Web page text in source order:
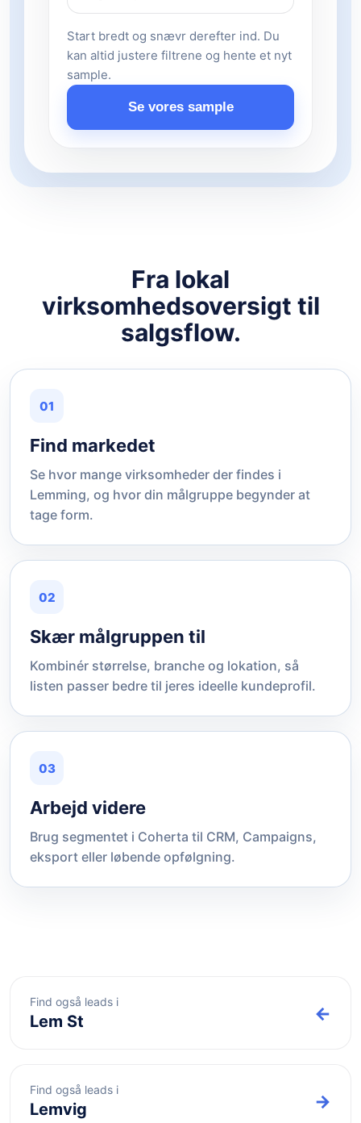
Start bredt og snævr derefter ind. Du
kan altid justere filtrene og hente et nyt
sample.
Se vores sample
Fra lokal
virksomhedsoversigt til
salgsflow.
01
Find markedet
Se hvor mange virksomheder der findes i
Lemming, og hvor din målgruppe begynder at
tage form.
02
Skær målgruppen til
Kombinér størrelse, branche og lokation, så
listen passer bedre til jeres ideelle kundeprofil.
03
Arbejd videre
Brug segmentet i Coherta til CRM, Campaigns,
eksport eller løbende opfølgning.
Find også leads i
Lem St ←
Find også leads i
Lemvig →